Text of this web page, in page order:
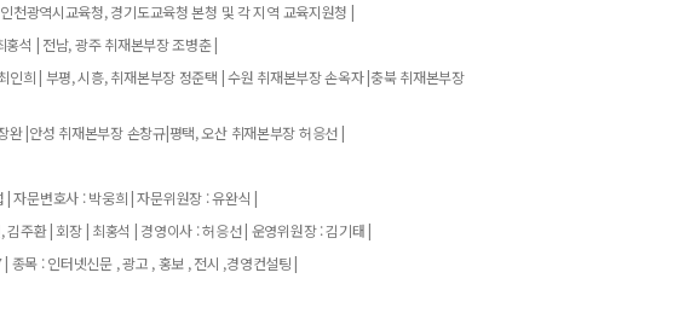
천광역시교육청, 경기도교육청 본청 및 각 지역 교육지원청 |
석 | 전남, 광주 취재본부장 조병춘 |
희 | 부평, 시흥, 취재본부장 정준택 | 수원 취재본부장 손옥자 |충북 취재본부장
|안성 취재본부장 손창규|평택, 오산 취재본부장 허응선 |
자문변호사 : 박웅희 | 자문위원장 : 유완식 |
주환 | 회장 | 최홍석 | 경영이사 : 허응선 | 운영위원장 : 김기태 |
목 : 인터넷신문 , 광고 , 홍보 , 전시 ,경영컨설팅 |